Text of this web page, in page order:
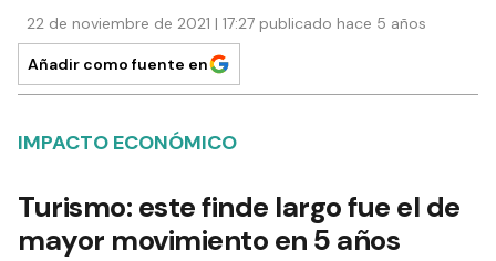
22 de noviembre de 2021 | 17:27 publicado hace 5 años
Añadir como fuente en
IMPACTO ECONÓMICO
Turismo: este finde largo fue el de
mayor movimiento en 5 años